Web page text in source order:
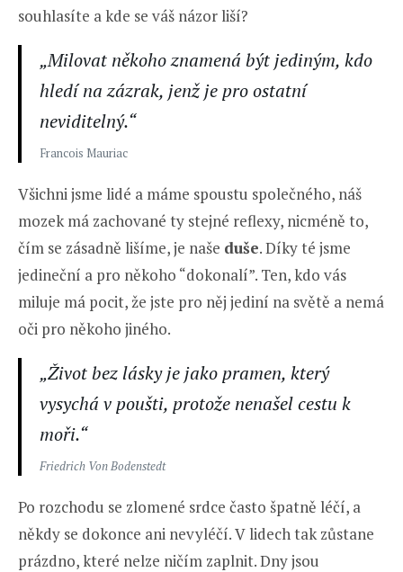
souhlasíte a kde se váš názor liší?
„Milovat někoho znamená být jediným, kdo
hledí na zázrak, jenž je pro ostatní
neviditelný.“
Francois Mauriac
Všichni jsme lidé a máme spoustu společného, náš
mozek má zachované ty stejné reflexy, nicméně to,
čím se zásadně lišíme, je naše duše. Díky té jsme
jedineční a pro někoho “dokonalí”. Ten, kdo vás
miluje má pocit, že jste pro něj jediní na světě a nemá
oči pro někoho jiného.
„Život bez lásky je jako pramen, který
vysychá v poušti, protože nenašel cestu k
moři.“
Friedrich Von Bodenstedt
Po rozchodu se zlomené srdce často špatně léčí, a
někdy se dokonce ani nevyléčí. V lidech tak zůstane
prázdno, které nelze ničím zaplnit. Dny jsou